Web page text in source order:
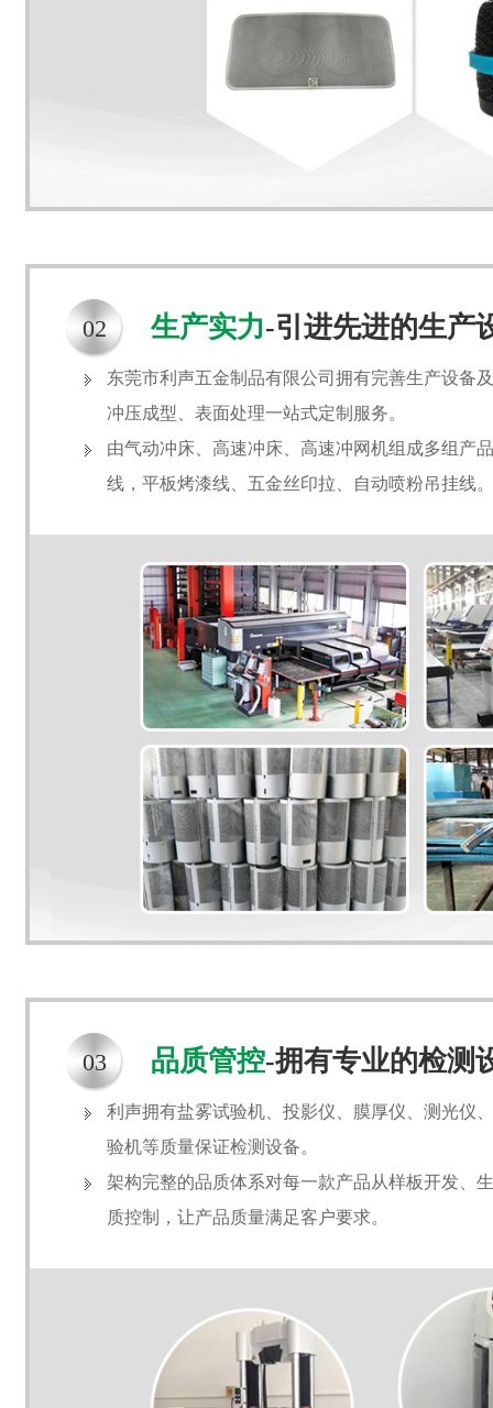
02 生产实力-引进先进的生产
东莞市利声五金制品有限公司拥有完善生产设备
冲压成型、表面处理一站式定制服务。
由气动冲床、高速冲床、高速冲网机组成多组产
线，平板烤漆线、五金丝印拉、自动喷粉吊挂线。
03 品质管控-拥有专业的检测
利声拥有盐雾试验机、投影仪、膜厚仪、测光仪
验机等质量保证检测设备。
架构完整的品质体系对每一款产品从样板开发、
质控制，让产品质量满足客户要求。